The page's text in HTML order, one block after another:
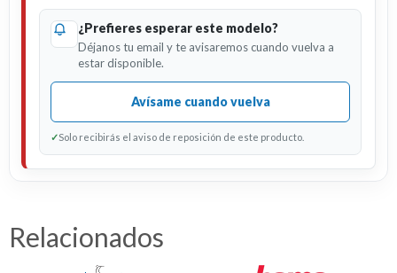
¿Prefieres esperar este modelo?
Déjanos tu email y te avisaremos cuando vuelva a
estar disponible.
Avísame cuando vuelva
✓Solo recibirás el aviso de reposición de este producto.
Relacionados